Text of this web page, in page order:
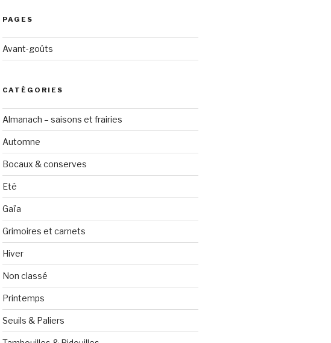
PAGES
Avant-goûts
CATÉGORIES
Almanach – saisons et frairies
Automne
Bocaux & conserves
Eté
Gaïa
Grimoires et carnets
Hiver
Non classé
Printemps
Seuils & Paliers